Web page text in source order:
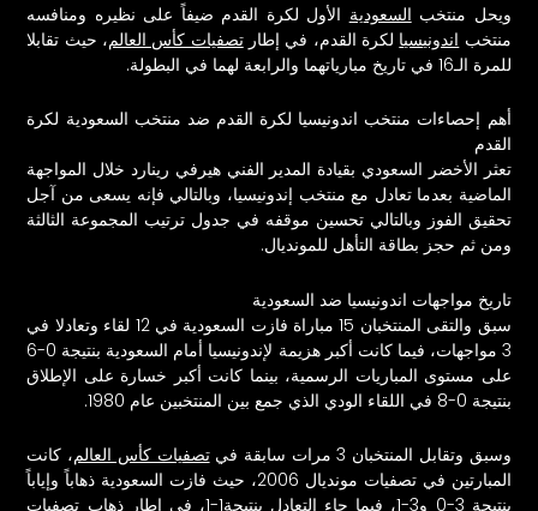
ويحل منتخب السعودية الأول لكرة القدم ضيفاً على نظيره ومنافسه
منتخب اندونيسيا لكرة القدم، في إطارتصفيات كأس العالم، حيث تقابلا
للمرة الـ16 في تاريخ مبارياتهما والرابعة لهما في البطولة.
أهم إحصاءات منتخب اندونيسيا لكرة القدم ضد منتخب السعودية لكرة
القدم
تعثر الأخضر السعودي بقيادة المدير الفني هيرفي رينارد خلال المواجهة
الماضية بعدما تعادل مع منتخب إندونيسيا، وبالتالي فإنه يسعى من آجل
تحقيق الفوز وبالتالي تحسين موقفه في جدول ترتيب المجموعة الثالثة
ومن ثم حجز بطاقة التأهل للمونديال.
تاريخ مواجهات اندونيسيا ضد السعودية
سبق والتقى المنتخبان 15 مباراة فازت السعودية في 12 لقاء وتعادلا في
3 مواجهات، فيما كانت أكبر هزيمة لإندونيسيا أمام السعودية بنتيجة 0-6
على مستوى المباريات الرسمية، بينما كانت أكبر خسارة على الإطلاق
بنتيجة 0-8 في اللقاء الودي الذي جمع بين المنتخبين عام 1980.
وسبق وتقابل المنتخبان 3 مرات سابقة في تصفيات كأس العالم، كانت
المبارتين في تصفيات مونديال 2006، حيث فازت السعودية ذهاباً وإياباً
بنتيجة 3-0 و3-1، فيما جاء التعادل بنتيجة1-1، في اطار ذهاب تصفيات